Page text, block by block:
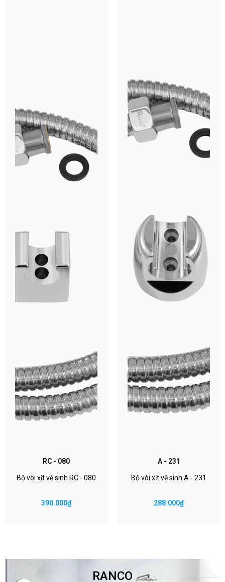
RC - 080
Bộ vòi xịt vệ sinh RC - 080
390.000₫
A - 231
Bộ vòi xịt vệ sinh A - 231
288.000₫
RANCO